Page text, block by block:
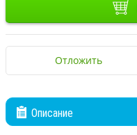
Отложить
Описание